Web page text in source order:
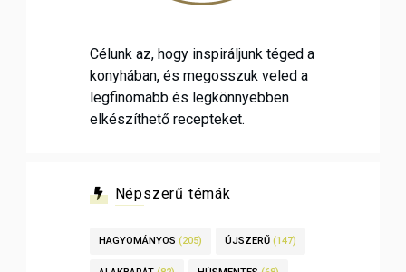
Célunk az, hogy inspiráljunk téged a
konyhában, és megosszuk veled a
legfinomabb és legkönnyebben
elkészíthető recepteket.
Népszerű témák
HAGYOMÁNYOS (205) ÚJSZERŰ (147)